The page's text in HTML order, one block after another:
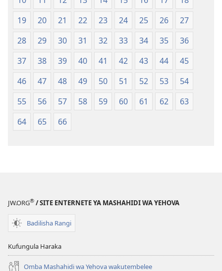
2018)
2018)
19
20 21 22 23 24 25 26
27
28
29 30 31 32 33 34 35
36
37
38 39 40 41 42 43 44
45
46
47 48 49 50 51 52 53
54
55
56 57 58 59 60 61 62
63
64
65 66
JW.ORG® / SITE ENTERNETE YA MASHAHIDI WA YEHOVA
Badilisha Rangi
Kufungula Haraka
Omba Mashahidi wa Yehova wakutembelee